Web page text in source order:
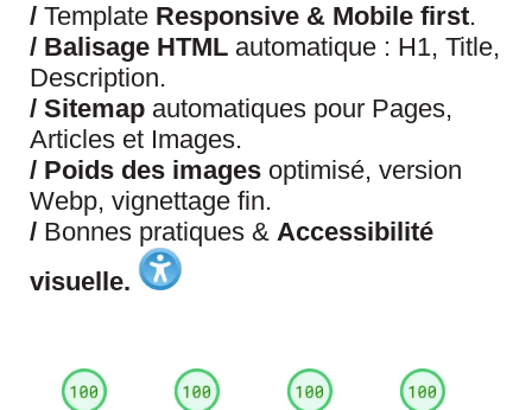
/ Template Responsive & Mobile first.
/ Balisage HTML automatique : H1, Title,
Description.
/ Sitemap automatiques pour Pages,
Articles et Images.
/ Poids des images optimisé, version
Webp, vignettage fin.
/ Bonnes pratiques & Accessibilité
visuelle.